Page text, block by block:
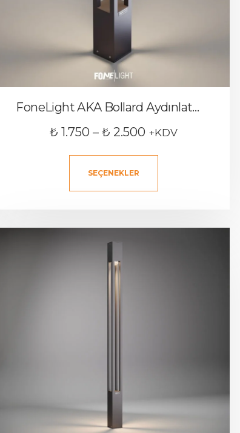
FoneLight AKA Bollard Aydınlatma Bahçe Aydınlatma Armatürü
₺ 1.750 – ₺ 2.500 +KDV
SEÇENEKLER